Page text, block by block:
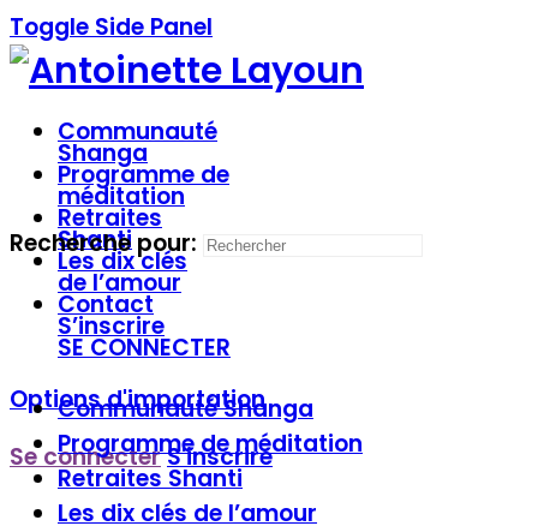
Toggle Side Panel
Communauté
Shanga
Programme de
méditation
Retraites
Shanti
Les dix clés
de l’amour
Contact
S’inscrire
SE CONNECTER
Options d'importation
Se connecterS'inscrire
Recherche pour:
CommunautéShanga
Programme deméditation
Retraites Shanti
Les dix clés de l’amour